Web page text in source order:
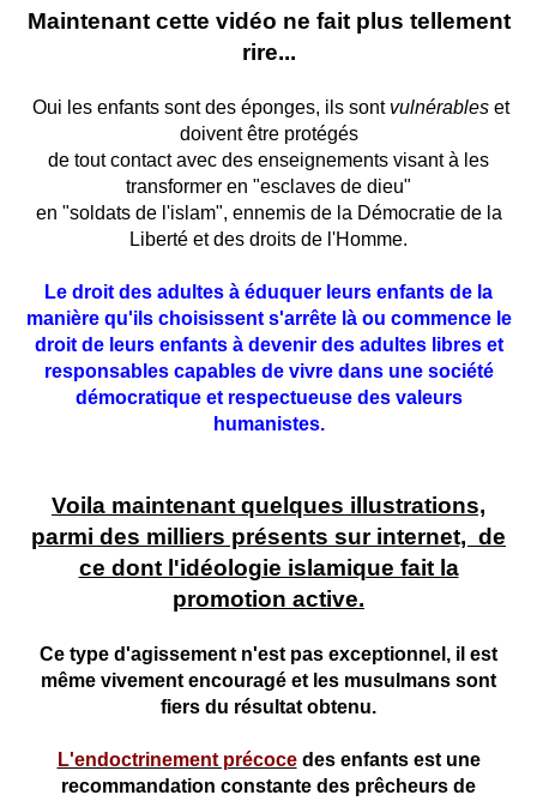
Maintenant cette vidéo ne fait plus tellement
rire...
Oui les enfants sont des éponges, ils sont vulnérables et
doivent être protégés
de tout contact avec des enseignements visant à les
transformer en "esclaves de dieu"
en "soldats de l'islam", ennemis de la Démocratie de la
Liberté et des droits de l'Homme.
Le droit des adultes à éduquer leurs enfants de la
manière qu'ils choisissent s'arrête là ou commence le
droit de leurs enfants à devenir des adultes libres et
responsables capables de vivre dans une société
démocratique et respectueuse des valeurs
humanistes.
Voila maintenant quelques illustrations,
parmi des milliers présents sur internet, de
ce dont l'idéologie islamique fait la
promotion active.
Ce type d'agissement n'est pas exceptionnel, il est
même vivement encouragé et les musulmans sont
fiers du résultat obtenu.
L'endoctrinement précocedes enfants est une
recommandation constante des prêcheurs de